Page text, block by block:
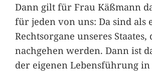
Dann gilt für Frau Käßmann
für jeden von uns: Da sind als
Rechtsorgane unseres Staates,
nachgehen werden. Dann ist
der eigenen Lebensführung